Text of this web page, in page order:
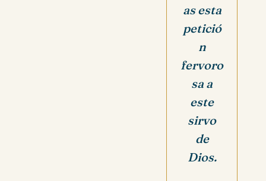
as esta
petició
n
fervoro
sa a
este
sirvo
de
Dios.